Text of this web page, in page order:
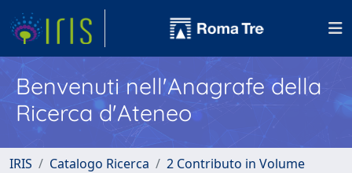
Benvenuti nell'Anagrafe della
Ricerca d'Ateneo
IRIS Catalogo Ricerca
2 Contributo in Volume